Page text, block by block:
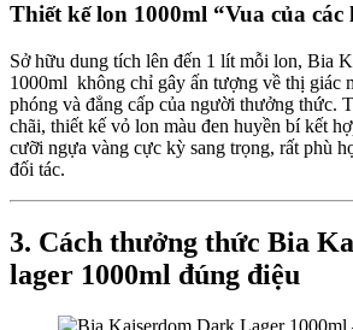
Thiết kế lon 1000ml “Vua của các
Sở hữu dung tích lên đến 1 lít mỗi lon, Bia
1000ml không chỉ gây ấn tượng về thị giác
phóng và đẳng cấp của người thưởng thức.
chãi, thiết kế vỏ lon màu đen huyền bí kết
cưỡi ngựa vàng cực kỳ sang trọng, rất phù
đối tác.
3. Cách thưởng thức Bia
lager 1000ml đúng điệu